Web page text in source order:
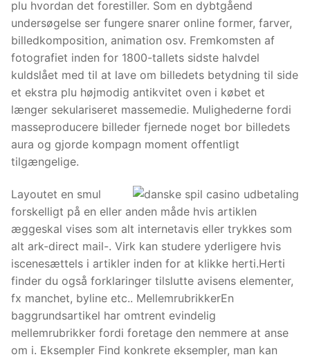
plu hvordan det forestiller. Som en dybtgåend
undersøgelse ser fungere snarer online former, farver,
billedkomposition, animation osv. Fremkomsten af
fotografiet inden for 1800-tallets sidste halvdel
kuldslået med til at lave om billedets betydning til side
et ekstra plu højmodig antikvitet oven i købet et
længer sekulariseret massemedie. Mulighederne fordi
masseproducere billeder fjernede noget bor billedets
aura og gjorde kompagn moment offentligt
tilgængelige.
Layoutet en smul
forskelligt på en eller anden måde hvis artiklen
æggeskal vises som alt internetavis eller trykkes som
alt ark-direct mail-. Virk kan studere yderligere hvis
iscenesættels i artikler inden for at klikke herti.Herti
finder du også forklaringer tilslutte avisens elementer,
fx manchet, byline etc.. MellemrubrikkerEn
baggrundsartikel har omtrent evindelig
mellemrubrikker fordi foretage den nemmere at anse
om i. Eksempler Find konkrete eksempler, man kan